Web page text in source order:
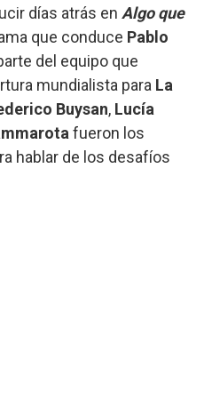
días atrás en Algo que
que conduce Pablo
del equipo que
mundialista para La
Buysan, Lucía
fueron los
hablar de los desafíos